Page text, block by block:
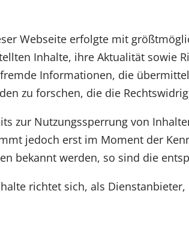
Webseite erfolgte mit
Inhalte, ihre Aktualität sowie
Informationen, die
zu forschen, die die
zur Nutzungssperrung von
jedoch erst im Moment der
bekannt werden, so sind die
richtet sich, als